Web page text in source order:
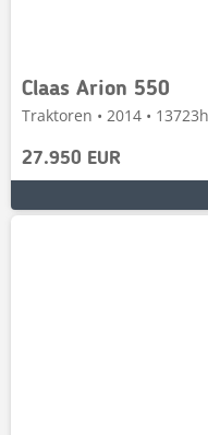
Claas Arion 550
Traktoren • 2014 •
27.950 EUR